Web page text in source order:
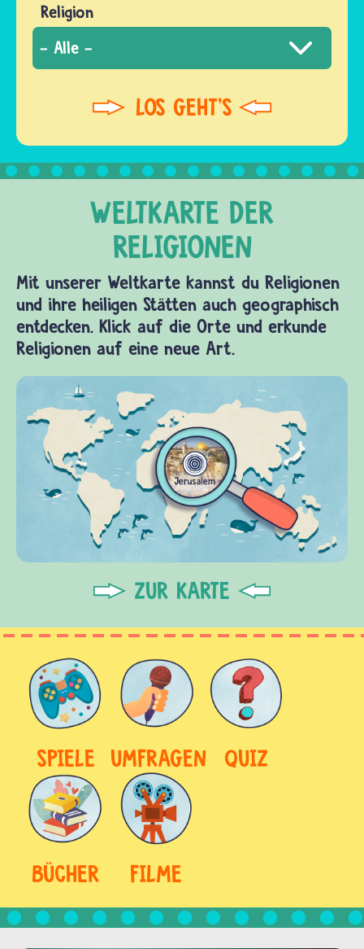
Religion
Mit unserer Weltkarte kannst du Religionen
und ihre heiligen Stätten auch geographisch
entdecken. Klick auf die Orte und erkunde
Religionen auf eine neue Art.
ZUR KARTE
SPIELE UMFRAGEN QUIZ
BÜCHER FILME